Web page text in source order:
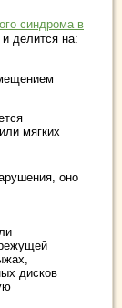
синдрома в
делится на:
мягких
оно
дисков